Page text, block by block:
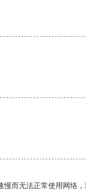
而无法正常使用网络，